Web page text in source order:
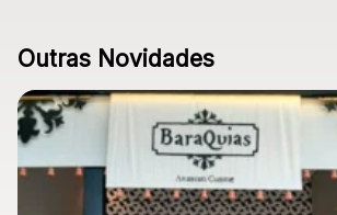
Outras Novidades